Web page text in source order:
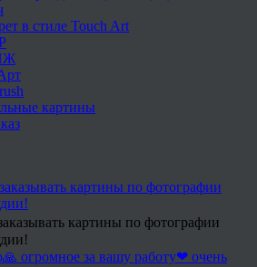
в стиле Touch Art
картины
картины по фотографии